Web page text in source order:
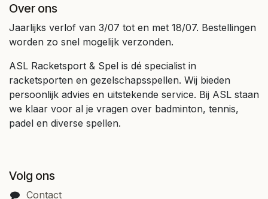
Over ons
Jaarlijks verlof van 3/07 tot en met 18/07. Bestellingen
worden zo snel mogelijk verzonden.
ASL Racketsport & Spel is dé specialist in
racketsporten en gezelschapsspellen. Wij bieden
persoonlijk advies en uitstekende service. Bij ASL staan
we klaar voor al je vragen over badminton, tennis,
padel en diverse spellen.
Volg ons
Contact